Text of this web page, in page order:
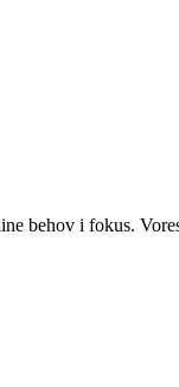
behov i fokus.